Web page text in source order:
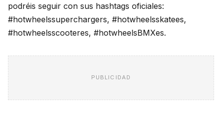
podréis seguir con sus hashtags oficiales:
#hotwheelssuperchargers, #hotwheelsskatees,
#hotwheelsscooteres, #hotwheelsBMXes.
PUBLICIDAD